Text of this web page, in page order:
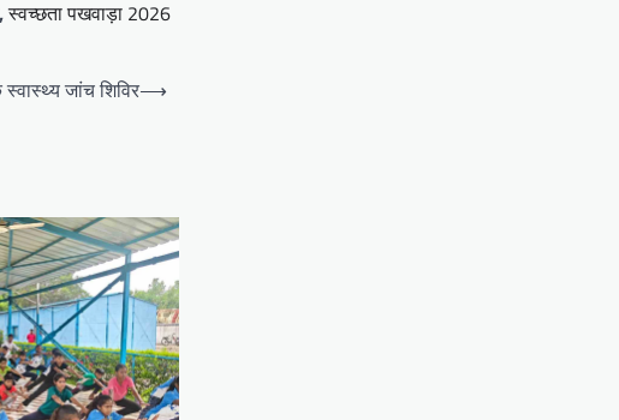
,स्वच्छता पखवाड़ा 2026
जांच शिविर⟶